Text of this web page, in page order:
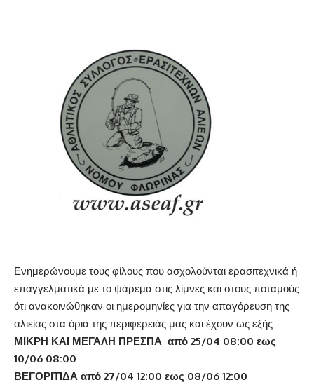
Ενημερώνουμε τους φίλους που ασχολούνται ερασιτεχνικά ή
επαγγελματικά με το ψάρεμα στις λίμνες και στους ποταμούς
ότι ανακοινώθηκαν οι ημερομηνίες για την απαγόρευση της
αλιείας στα όρια της περιφέρειάς μας και έχουν ως εξής
ΜΙΚΡΗ ΚΑΙ ΜΕΓΑΛΗ ΠΡΕΣΠΑ από 25/04 08:00 εως
10/06 08:00
ΒΕΓΟΡΙΤΙΔΑ από 27/04 12:00 εως 08/06 12:00